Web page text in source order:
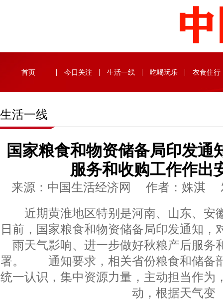
首页 今日关注 生活一线 吃喝玩乐 衣食住行
生活一线
国家粮食和物资储备局印发通
服务和收购工作作出
来源：中国生活经济网 作者：姝淇
近期黄淮地区特别是河南、山东、安
日前，国家粮食和物资储备局印发通知，
雨天气影响、进一步做好秋粮产后服务
署。 通知要求，相关省份粮食和储备
统一认识，集中资源力量，主动担当作为
动，根据天气变